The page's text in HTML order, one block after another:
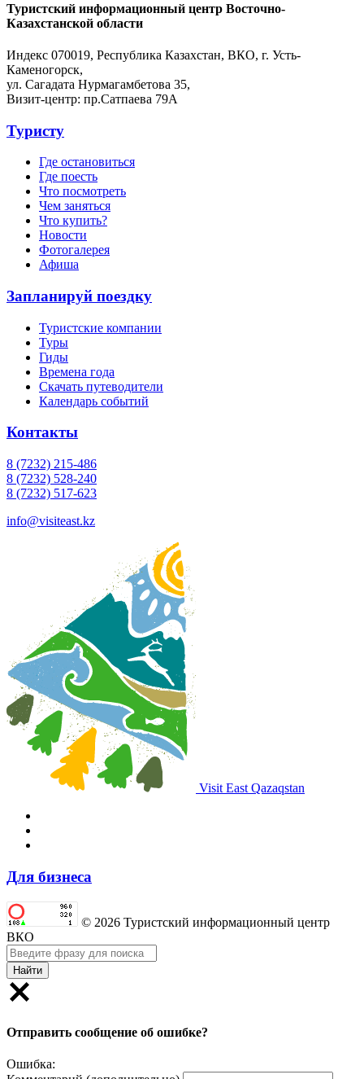
Туристский информационный центр Восточно-
Казахстанской области
Индекс 070019, Республика Казахстан, ВКО, г. Усть-
Каменогорск,
ул. Сагадата Нурмагамбетова 35,
Визит-центр: пр.Сатпаева 79А
Туристу
Где остановиться
Где поесть
Что посмотреть
Чем заняться
Что купить?
Новости
Фотогалерея
Афиша
Запланируй поездку
Туристские компании
Туры
Гиды
Времена года
Скачать путеводители
Календарь событий
Контакты
8 (7232) 215-486
8 (7232) 528-240
8 (7232) 517-623
info@visiteast.kz
Visit East Qazaqstan
Для бизнеса
© 2026 Туристский информационный центр
ВКО
Найти
Отправить сообщение об ошибке?
Ошибка: